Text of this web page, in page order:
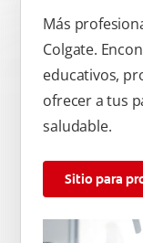
Más
Colgate.
educativos,
ofrecer a tus
saludable.
Sitio para